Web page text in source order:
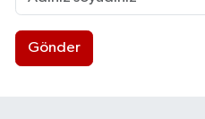
Gönder